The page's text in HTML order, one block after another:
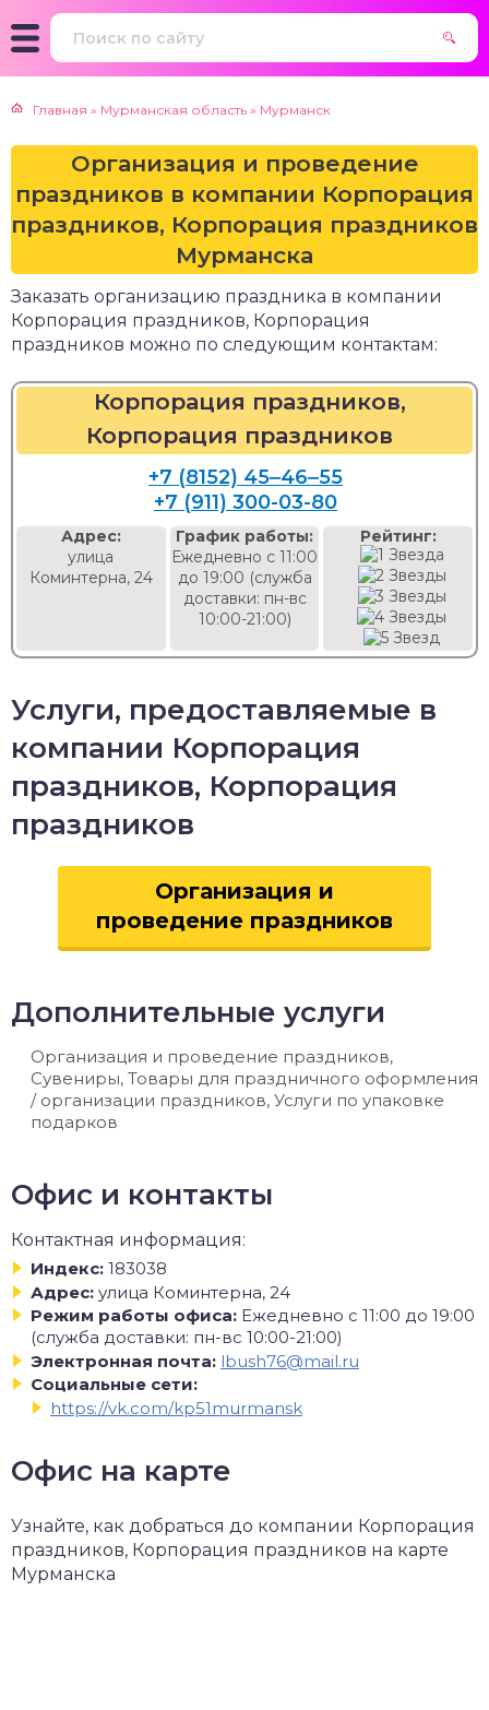
Главная » Мурманская область » Мурманск
Организация и проведение
праздников в компании Корпорация
праздников, Корпорация праздников
Мурманска
Заказать организацию праздника в компании
Корпорация праздников, Корпорация
праздников можно по следующим контактам:
Корпорация праздников,
Корпорация праздников
+7 (8152) 45‒46‒55
+7 (911) 300-03-80
Адрес:
улица
Коминтерна, 24
График работы:
Ежедневно с 11:00
до 19:00 (служба
доставки: пн-вс
10:00-21:00)
Рейтинг:
Услуги, предоставляемые в
компании Корпорация
праздников, Корпорация
праздников
Организация и
проведение праздников
Дополнительные услуги
Организация и проведение праздников,
Сувениры, Товары для праздничного оформления
/ организации праздников, Услуги по упаковке
подарков
Офис и контакты
Контактная информация:
Индекс: 183038
Адрес: улица Коминтерна, 24
Режим работы офиса: Ежедневно с 11:00 до 19:00
(служба доставки: пн-вс 10:00-21:00)
Электронная почта: lbush76@mail.ru
Социальные сети:
https://vk.com/kp51murmansk
Офис на карте
Узнайте, как добраться до компании Корпорация
праздников, Корпорация праздников на карте
Мурманска